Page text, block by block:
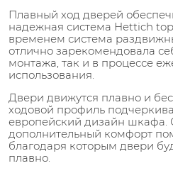
Плавный ход дверей
надежная система Hettich
временем система
отлично зарекомендовала
монтажа, так и в процессе
использования.
Двери движутся плавно и
ходовой профиль
европейский дизайн шкафа.
дополнительный комфорт
благодаря которым двери
плавно.